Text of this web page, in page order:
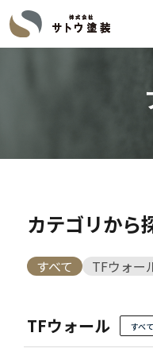
カテゴリから
すべて TFウォー
TFウォール すべ